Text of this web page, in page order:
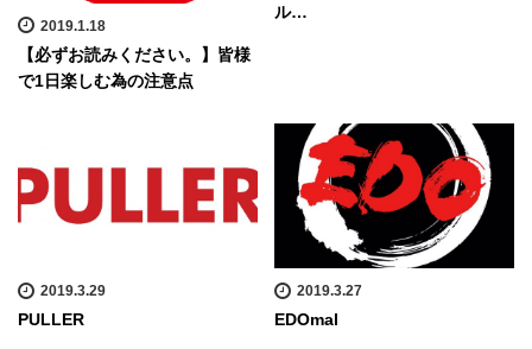
2019.1.18
【必ずお読みください。】皆様
で1日楽しむ為の注意点
ル…
2019.3.29
PULLER
2019.3.27
EDOmal